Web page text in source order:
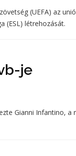
(UEFA) az
(ESL) létrehozását.
je
Gianni Infantino, a